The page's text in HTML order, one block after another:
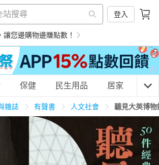
登入
您邊購物邊賺點數！
養生保健 民生用品
保健 民生用品 居家 3C
雜誌 有聲書 人文社會 聽見大英博